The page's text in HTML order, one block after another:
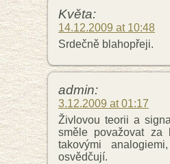
Květa:
14.12.2009 at 10:48
Srdečně blahopřeji.
admin:
3.12.2009 at 01:17
Živlovou teorii a
směle považovat za
takovými
osvědčují.